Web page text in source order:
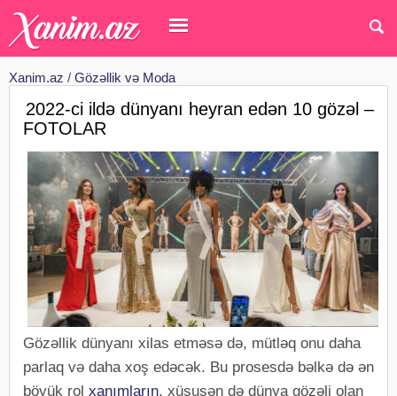
Xanim.az / Gözəllik və Moda
2022-ci ildə dünyanı heyran edən 10 gözəl –
FOTOLAR
Gözəllik dünyanı xilas etməsə də, mütləq onu daha
parlaq və daha xoş edəcək. Bu prosesdə bəlkə də ən
böyük rol xanımların, xüsusən də dünya gözəli olan